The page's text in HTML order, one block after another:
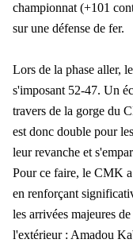
championnat (+101
sur une défense de fer.
Lors de la phase aller,
s'imposant 52-47. Un
travers de la gorge du
est donc double pour
leur revanche et
Pour ce faire, le CMK
en renforçant
les arrivées majeures
l'extérieur : Amadou